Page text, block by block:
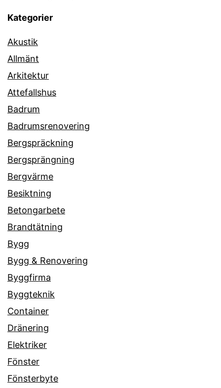
Kategorier
Akustik
Allmänt
Arkitektur
Attefallshus
Badrum
Badrumsrenovering
Bergspräckning
Bergsprängning
Bergvärme
Besiktning
Betongarbete
Brandtätning
Bygg
Bygg & Renovering
Byggfirma
Byggteknik
Container
Dränering
Elektriker
Fönster
Fönsterbyte